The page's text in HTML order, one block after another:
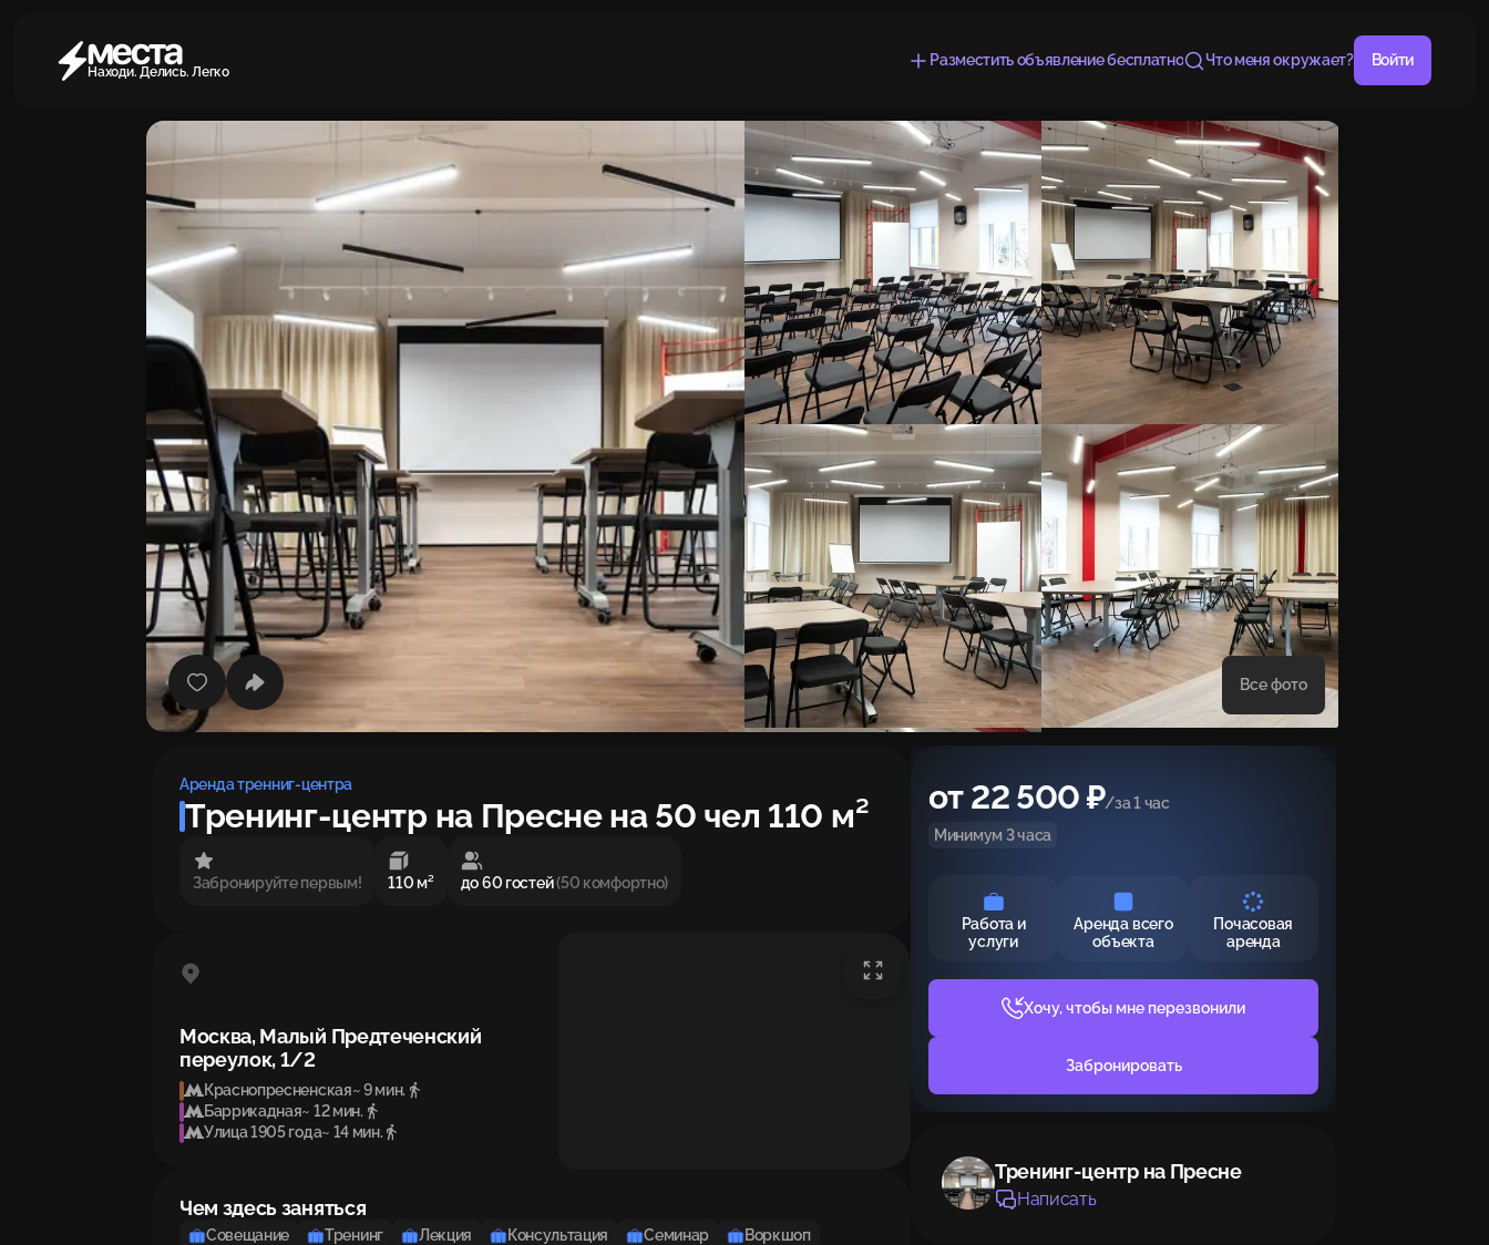
Находи. Делись. Легко
Разместить объявление бесплатно Что меня окружает? Войти
Все фото
Аренда тренниг-центра
Тренинг-центр на Пресне на 50 чел 110 м²
Забронируйте первым! 110 м² до 60 гостей(50 комфортно)
Москва, Малый Предтеченский
переулок, 1/2
Краснопресненская~ 9 мин.
Баррикадная~ 12 мин.
Улица 1905 года~ 14 мин.
Чем здесь заняться
Совещание Тренинг Лекция Консультация Семинар
Воркшоп
от 22 500 ₽/за 1 час
Минимум 3 часа
Работа и
услуги
Аренда всего
объекта
Почасовая
аренда
Хочу, чтобы мне перезвонили
Забронировать
Тренинг-центр на Пресне
Написать